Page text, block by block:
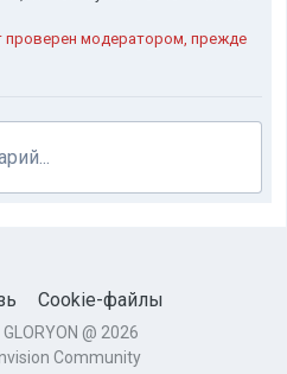
проверен модератором, прежде
Cookie-файлы
@ 2026
Community